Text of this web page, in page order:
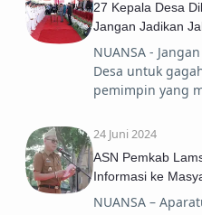
27 Kepala Desa
Jangan Jadikan
NUANSA -
Desa untuk
pemimpin yang
24 Juni 2024
ASN Pemkab
Informasi ke
NUANSA –